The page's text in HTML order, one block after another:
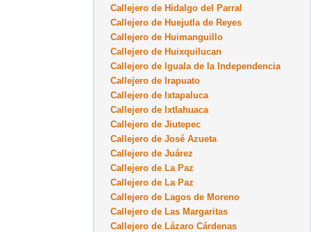
Callejero de Hidalgo del Parral
Callejero de Huejutla de Reyes
Callejero de Huimanguillo
Callejero de Huixquilucan
Callejero de Iguala de la Independencia
Callejero de Irapuato
Callejero de Ixtapaluca
Callejero de Ixtlahuaca
Callejero de Jiutepec
Callejero de José Azueta
Callejero de Juárez
Callejero de La Paz
Callejero de La Paz
Callejero de Lagos de Moreno
Callejero de Las Margaritas
Callejero de Lázaro Cárdenas